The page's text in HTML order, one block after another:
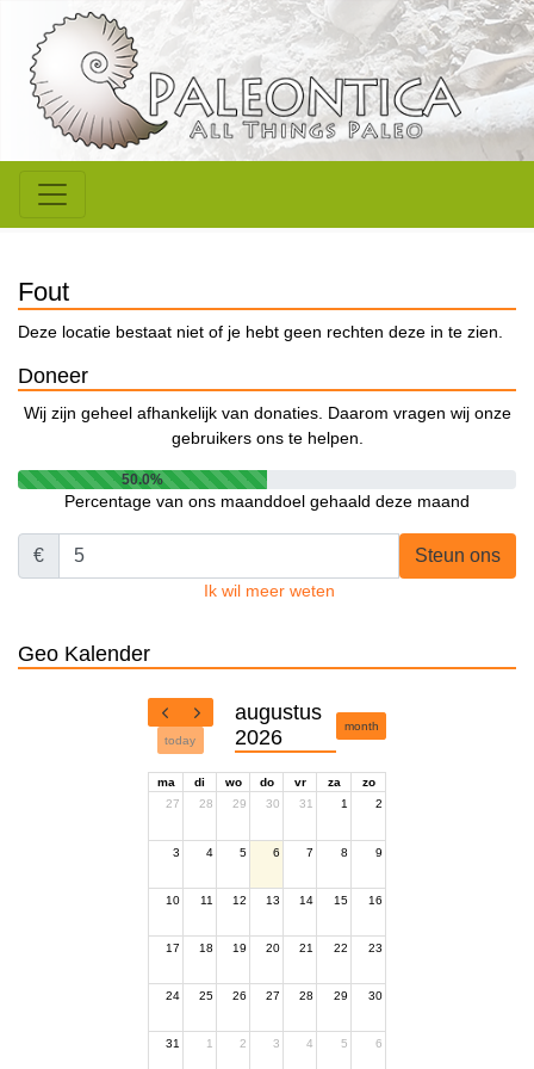
Fout
Deze locatie bestaat niet of je hebt geen rechten deze in te zien.
Doneer
Wij zijn geheel afhankelijk van donaties. Daarom vragen wij onze
gebruikers ons te helpen.
50.0%
Percentage van ons maanddoel gehaald deze maand
€ Steun ons
Ik wil meer weten
Geo Kalender
today
augustus
2026
month
ma di wo do vr za
zo
27
28 29 30 31 1 2
3 4 5 6 7 8 9
10 11 12 13 14 15 16
17 18 19 20 21 22 23
24 25 26 27 28 29 30
31 1 2 3 4 5 6